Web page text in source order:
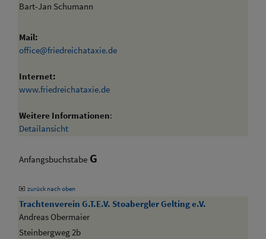
Bart-Jan Schumann
Mail:
office@friedreichataxie.de
Internet:
www.friedreichataxie.de
Weitere Informationen:
Detailansicht
Anfangsbuchstabe G
zurück nach oben
Trachtenverein G.T.E.V. Stoabergler Gelting e.V.
Andreas Obermaier
Steinbergweg 2b